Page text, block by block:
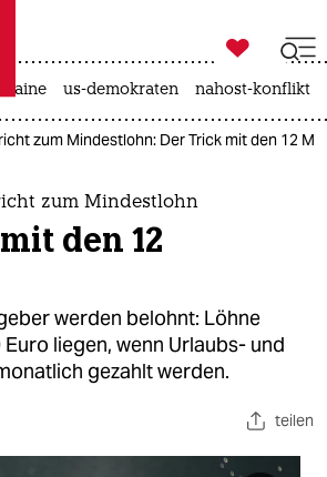
taz zahl ich
taz zahl ich

taz zahl ich
us-demokraten nahost-konflikt
zum Mindestlohn: Der Trick mit den 12
zum Mindestlohn
den 12
werden belohnt: Löhne
liegen, wenn Urlaubs- und
gezahlt werden.
teilen